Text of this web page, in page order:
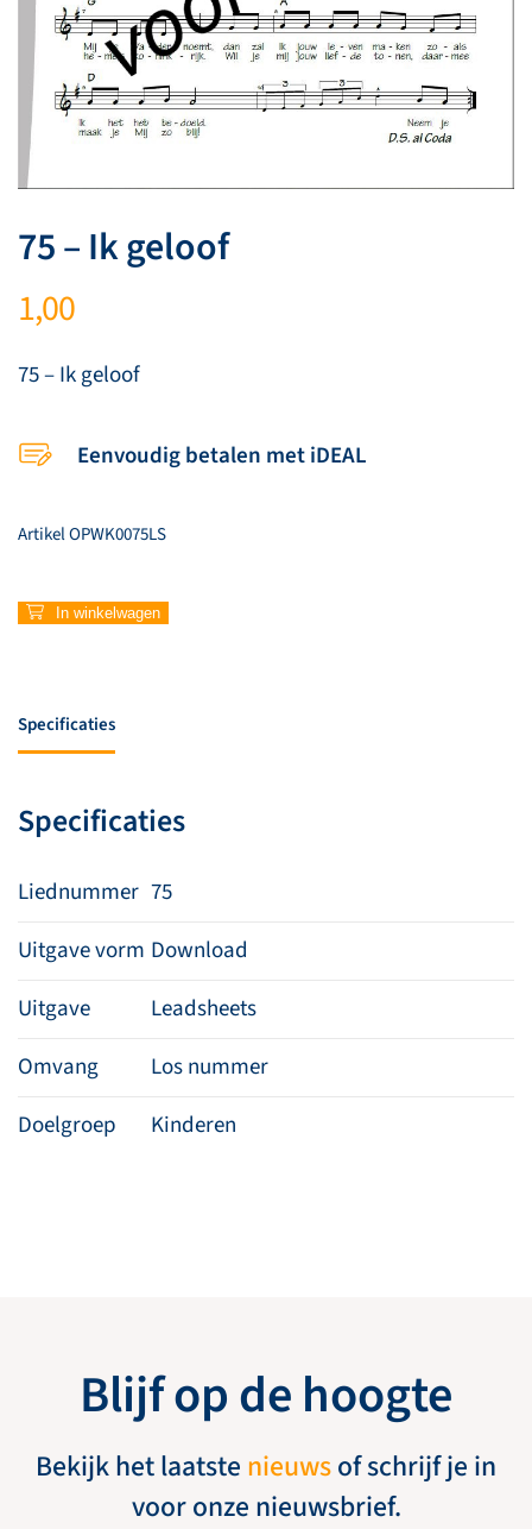
75 – Ik geloof
1,00
75 – Ik geloof
Eenvoudig betalen met iDEAL
ArtikelOPWK0075LS
75
–
aantal
In winkelwagen
Specificaties
Specificaties
Liednummer 75
Uitgave vorm Download
Uitgave
Leadsheets
Omvang
Los nummer
Doelgroep
Kinderen
Blijf op de hoogte
Bekijk het laatste nieuwsof schrijf je in
voor onze nieuwsbrief.